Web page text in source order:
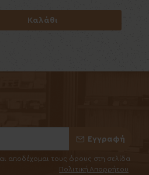
Καλάθι
Καλάθι
Εγγραφή
αποδέχομαι τους όρους στη σελίδα
Πολιτική Απορρήτου